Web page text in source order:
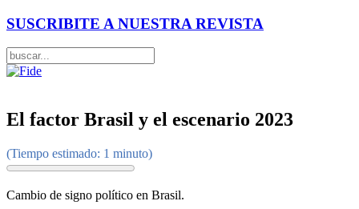
SUSCRIBITE A NUESTRA REVISTA
El factor Brasil y el escenario 2023
(Tiempo estimado: 1 minuto)
Cambio de signo político en Brasil.